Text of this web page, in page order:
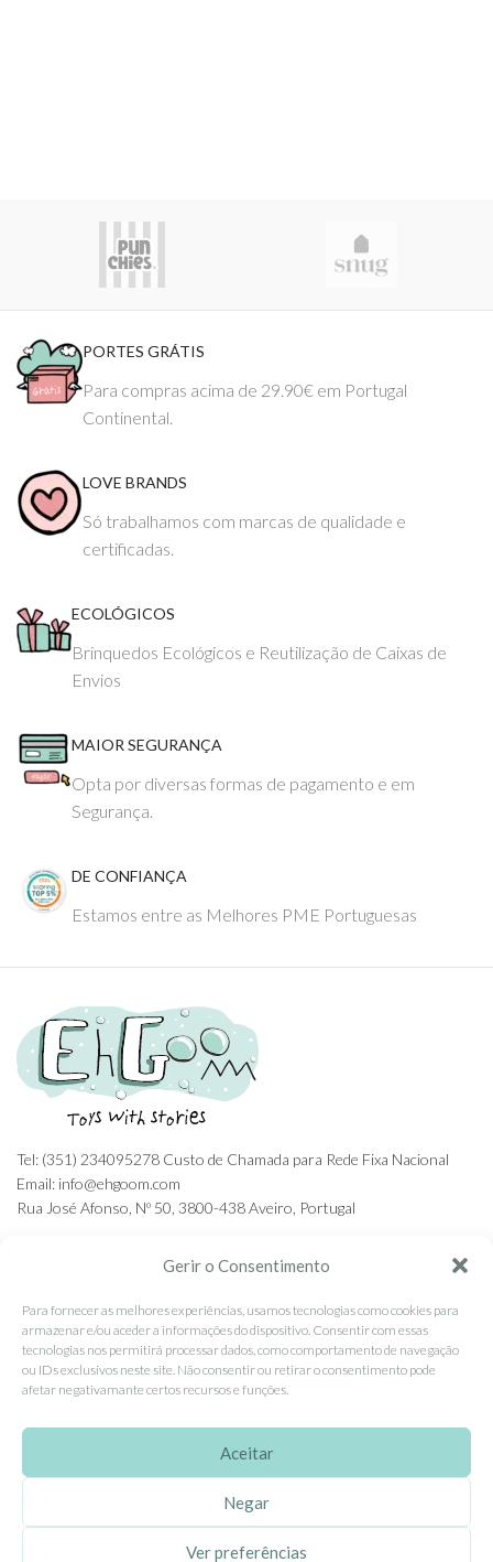
Gerir o Consentimento
Para fornecer as melhores experiências, usamos tecnologias como cookies para
armazenar e/ou aceder a informações do dispositivo. Consentir com essas
tecnologias nos permitirá processar dados, como comportamento de navegação
ou IDs exclusivos neste site. Não consentir ou retirar o consentimento pode
afetar negativamante certos recursos e funções.
Aceitar
Negar
Ver preferências
PORTES GRÁTIS
Para compras acima de 29.90€ em Portugal
Continental.
LOVE BRANDS
Só trabalhamos com marcas de qualidade e
certificadas.
ECOLÓGICOS
Brinquedos Ecológicos e Reutilização de Caixas de
Envios
MAIOR SEGURANÇA
Opta por diversas formas de pagamento e em
Segurança.
DE CONFIANÇA
Estamos entre as Melhores PME Portuguesas
Tel: (351) 234095278 Custo de Chamada para Rede Fixa Nacional
Email: info@ehgoom.com
Rua José Afonso, Nº 50, 3800-438 Aveiro, Portugal
SOBRE A EHGOOM
Sobre Nós
Propriedade Intelectual
Listas de Aniversário e Babyshower